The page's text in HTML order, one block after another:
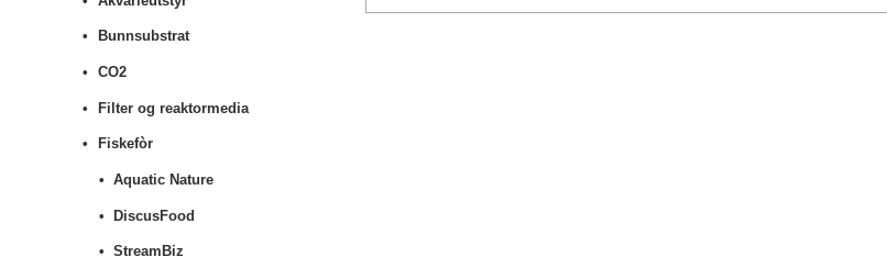
Bunnsubstrat
CO2
Filter og reaktormedia
Fiskefòr
Aquatic Nature
DiscusFood
StreamBiz